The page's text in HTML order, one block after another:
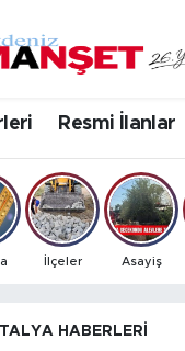
Resmi İlanlar
İlçeler Asayiş
HABERLERI
Durumu
Vakitleri
Yoğunluk